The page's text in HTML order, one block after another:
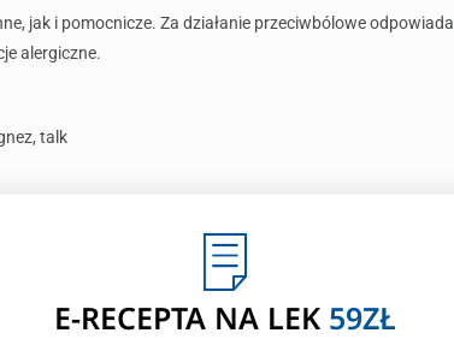
jak i pomocnicze. Za działanie przeciwbólowe odpowiada
alergiczne.
talk
E-RECEPTA NA LEK 59ZŁ